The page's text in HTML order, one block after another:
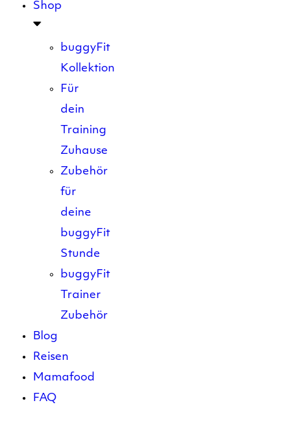
Shop
buggyFit
Kollektion
Für
dein
Training
Zuhause
Zubehör
für
deine
buggyFit
Stunde
buggyFit
Trainer
Zubehör
Blog
Reisen
Mamafood
FAQ